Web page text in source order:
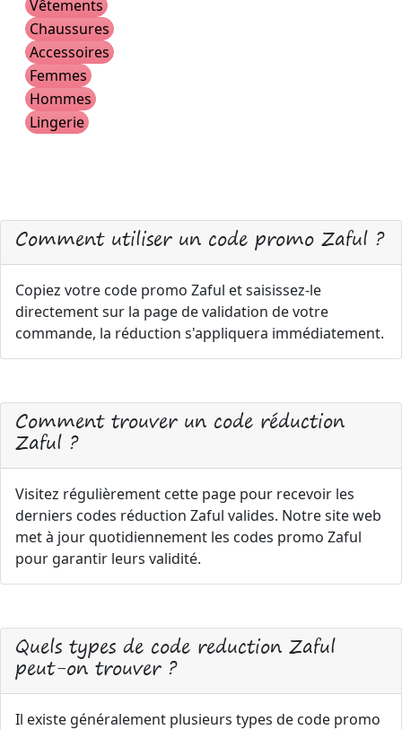
Vêtements
Chaussures
Accessoires
Femmes
Hommes
Lingerie
Comment utiliser un code promo Zaful ?
Copiez votre code promo Zaful et saisissez-le
directement sur la page de validation de votre
commande, la réduction s'appliquera immédiatement.
Comment trouver un code réduction
Zaful ?
Visitez régulièrement cette page pour recevoir les
derniers codes réduction Zaful valides. Notre site web
met à jour quotidiennement les codes promo Zaful
pour garantir leurs validité.
Quels types de code reduction Zaful
peut-on trouver ?
Il existe généralement plusieurs types de code promo